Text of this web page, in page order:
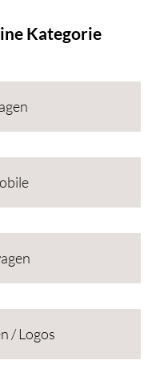
Kategorie
/ Logos